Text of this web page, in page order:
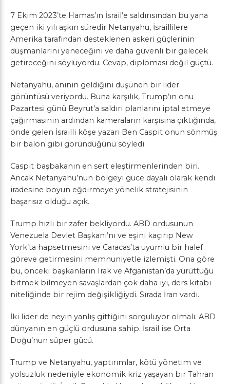
7 Ekim 2023’te Hamas’ın İsrail’e saldırısından bu yana
geçen iki yılı aşkın süredir Netanyahu, İsraillilere
Amerika tarafından desteklenen askeri güçlerinin
düşmanlarını yeneceğini ve daha güvenli bir gelecek
getireceğini söylüyordu. Cevap, diplomasi değil güçtü.
Netanyahu, anının geldiğini düşünen bir lider
görüntüsü veriyordu. Buna karşılık, Trump’ın onu
Pazartesi günü Beyrut’a saldırı planlarını iptal etmeye
çağırmasının ardından kameraların karşısına çıktığında,
önde gelen İsrailli köşe yazarı Ben Caspit onun sönmüş
bir balon gibi göründüğünü söyledi.
Caspit başbakanın en sert eleştirmenlerinden biri.
Ancak Netanyahu’nun bölgeyi güce dayalı olarak kendi
iradesine boyun eğdirmeye yönelik stratejisinin
başarısız olduğu açık.
Trump hızlı bir zafer bekliyordu. ABD ordusunun
Venezuela Devlet Başkanı’nı ve eşini kaçırıp New
York’ta hapsetmesini ve Caracas’ta uyumlu bir halef
göreve getirmesini memnuniyetle izlemişti. Ona göre
bu, önceki başkanların Irak ve Afganistan’da yürüttüğü
bitmek bilmeyen savaşlardan çok daha iyi, ders kitabı
niteliğinde bir rejim değişikliğiydi. Sırada İran vardı.
İki lider de neyin yanlış gittiğini sorguluyor olmalı. ABD
dünyanın en güçlü ordusuna sahip. İsrail ise Orta
Doğu’nun süper gücü.
Trump ve Netanyahu, yaptırımlar, kötü yönetim ve
yolsuzluk nedeniyle ekonomik kriz yaşayan bir Tahran